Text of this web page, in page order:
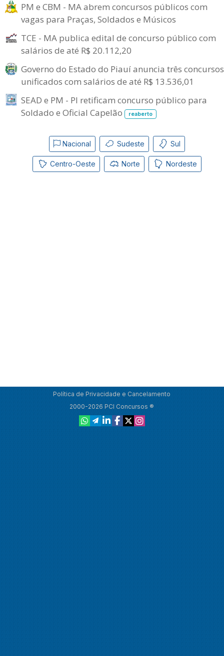
PM e CBM - MA abrem concursos públicos com
vagas para Praças, Soldados e Músicos
TCE - MA publica edital de concurso público com
salários de até R$ 20.112,20
Governo do Estado do Piauí anuncia três concursos
unificados com salários de até R$ 13.536,01
SEAD e PM - PI retificam concurso público para
Soldado e Oficial Capelão
reaberto
Nacional Sudeste Sul
Centro-Oeste Norte Nordeste
Política de Privacidade e Cancelamento
2000-2026 PCI Concursos ®